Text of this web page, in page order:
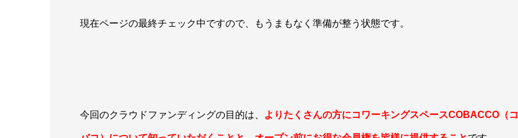
現在ページの最終チェック中ですので、もうまもなく準備が整う状態です。
今回のクラウドファンディングの目的は、 よりたくさんの方にコワーキングスペースCOBACCO（コ